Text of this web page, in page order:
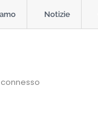
Notizie